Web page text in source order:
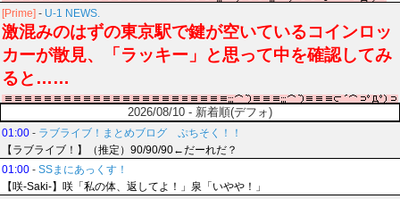
[Prime] - U-1 NEWS.
激混みのはずの東京駅で鍵が空いているコインロッ
カーが散見、「ラッキー」と思って中を確認してみ
ると……
2026/08/10 - 新着順(デフォ)
01:00 - ラブライブ！まとめブログ ぷちそく！！
【ラブライブ！】（推定）90/90/90←だーれだ？
01:00 - SSまにあっくす！
【咲-Saki-】咲「私の体、返してよ！」泉「いやや！」